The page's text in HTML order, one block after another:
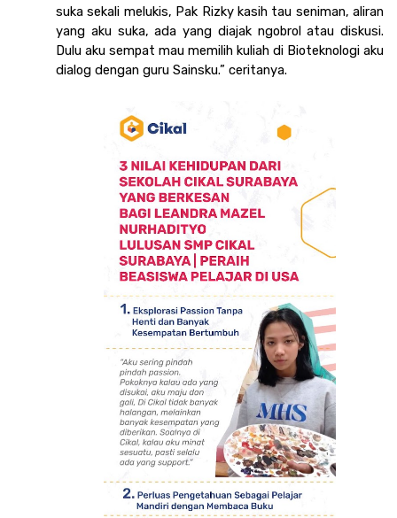
suka sekali melukis, Pak Rizky kasih tau seniman, aliran
yang aku suka, ada yang diajak ngobrol atau diskusi.
Dulu aku sempat mau memilih kuliah di Bioteknologi aku
dialog dengan guru Sainsku.” ceritanya.